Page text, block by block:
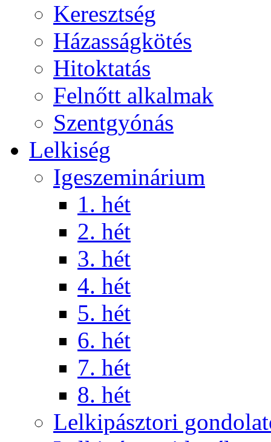
Keresztség
Házasságkötés
Hitoktatás
Felnőtt alkalmak
Szentgyónás
Lelkiség
Igeszeminárium
1. hét
2. hét
3. hét
4. hét
5. hét
6. hét
7. hét
8. hét
Lelkipásztori